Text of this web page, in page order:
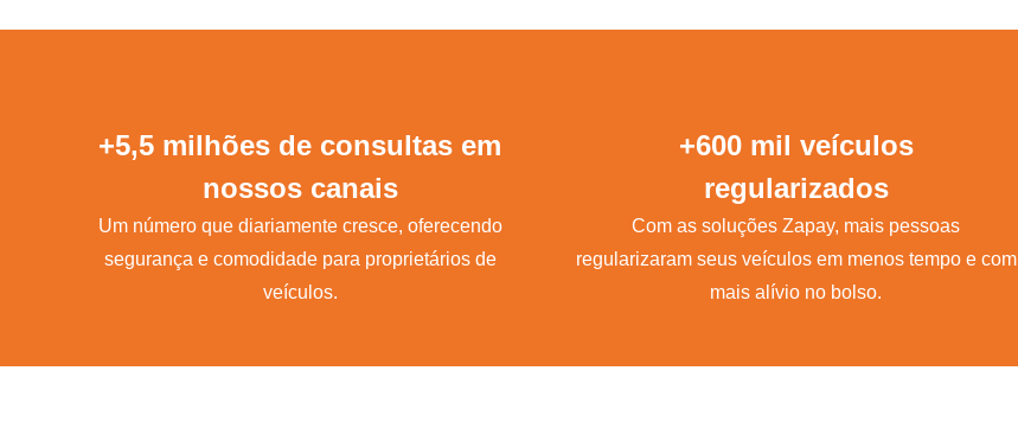
+5,5 milhões de consultas em
nossos canais
Um número que diariamente cresce, oferecendo
segurança e comodidade para proprietários de
veículos.
+600 mil veículos
regularizados
Com as soluções Zapay, mais pessoas
regularizaram seus veículos em menos tempo e com
mais alívio no bolso.